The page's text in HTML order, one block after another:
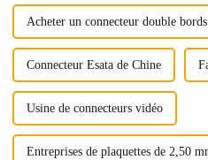
Acheter un connecteur double
Connecteur Esata de Chine
Usine de connecteurs vidéo
Entreprises de plaquettes de 2,50